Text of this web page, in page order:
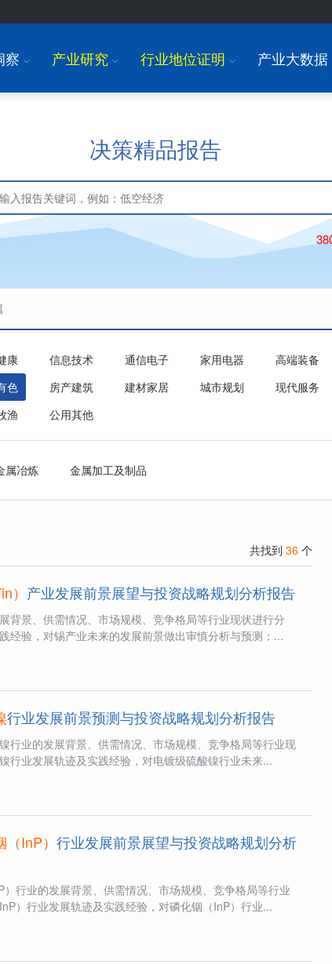
察 I 产业研究 I 行业地位证明 I 产业大数据
决策精品报告
康 信息技术 通信电子 家用电器 高端装备
色 房产建筑 建材家居 城市规划 现代服务
渔 公用其他
属冶炼 金属加工及制品
共找到 36 个
） 产业发展前景展望与投资战略规划分析报告
背景、供需情况、市场规模、竞争格局等行业现状进行分
经验，对锡产业未来的发展前景做出审慎分析与预测；...
行业发展前景预测与投资战略规划分析报告
行业的发展背景、供需情况、市场规模、竞争格局等行业现
行业发展轨迹及实践经验，对电镀级硫酸镍行业未来...
（InP）行业发展前景展望与投资战略规划分析
行业的发展背景、供需情况、市场规模、竞争格局等行业
）行业发展轨迹及实践经验，对磷化铟（InP）行业...